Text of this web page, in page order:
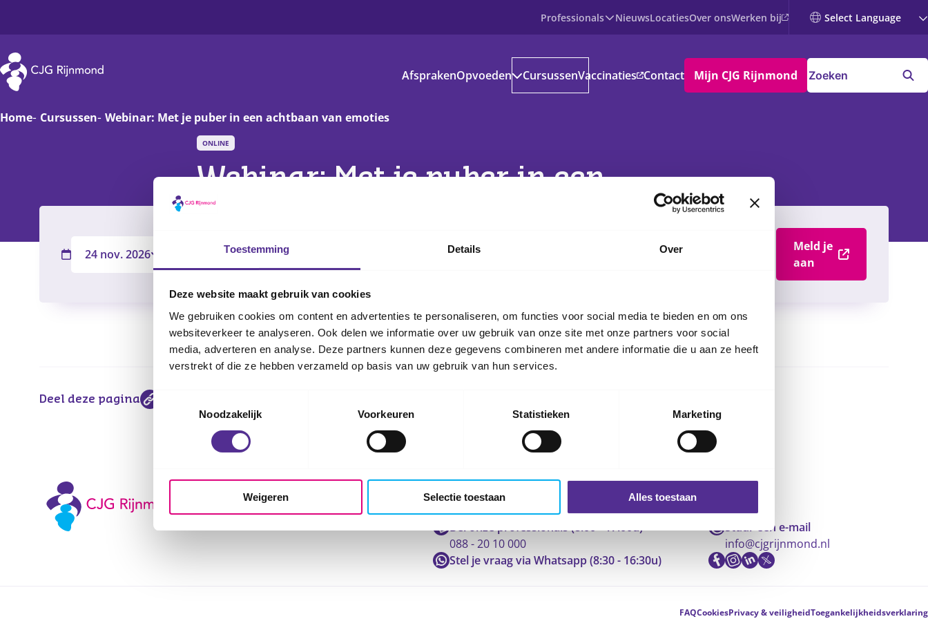
Toestemming Details Over
Deze website maakt gebruik van cookies
We gebruiken cookies om content en advertenties te personaliseren, om functies voor social media te bieden en om ons
websiteverkeer te analyseren. Ook delen we informatie over uw gebruik van onze site met onze partners voor social
media, adverteren en analyse. Deze partners kunnen deze gegevens combineren met andere informatie die u aan ze heeft
verstrekt of die ze hebben verzameld op basis van uw gebruik van hun services.
Toestemmingsselectie
Noodzakelijk
Voorkeuren Statistieken Marketing
Weigeren Selectie toestaan Alles toestaan
Professionals
Prenataal
Baby
NieuwsLocatiesOver onsWerken bij
CJG Rijnmond
AfsprakenOpvoeden
Basisschoolkind
Opvoedinformatie
Handige apps en websites
CursussenVaccinaties Contact Mijn CJG Rijnmond
Home Cursussen Webinar: Met je puber in een achtbaan van emoties
ONLINE
Webinar: Met je puber in een
achtbaan van emoties
Filter
24 nov. 2026 21:00 Alle CJG-locaties
Meld je
aan
Deel deze pagina
Neem contact op met ons
Bel onze professionals (8:00 - 17:00u)
088 - 20 10 000
Stel je vraag via Whatsapp (8:30 - 16:30u)
Stuur een e-mail
info@cjgrijnmond.nl
FAQCookiesPrivacy & veiligheidToegankelijkheidsverklaring